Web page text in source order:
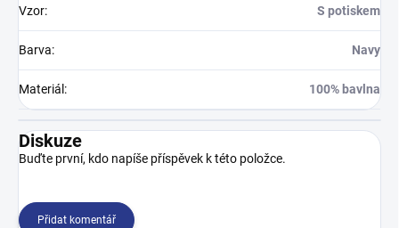
Vzor: S potiskem
Barva: Navy
Materiál : 100% bavlna
Diskuze
Buďte první, kdo napíše příspěvek k této položce.
Přidat komentář